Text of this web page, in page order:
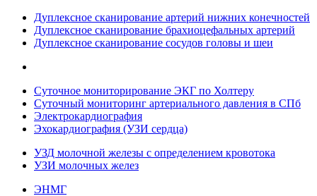
Дуплексное сканирование артерий нижних конечностей
Дуплексное сканирование брахиоцефальных артерий
Дуплексное сканирование сосудов головы и шеи
Суточное мониторирование ЭКГ по Холтеру
Суточный мониторинг артериального давления в СПб
Электрокардиография
Эхокардиография (УЗИ сердца)
УЗД молочной железы с определением кровотока
УЗИ молочных желез
ЭНМГ